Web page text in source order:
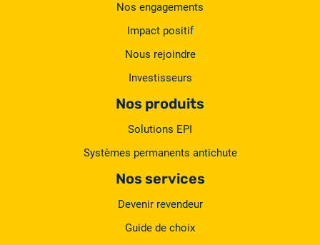
Nos engagements
Impact positif
Nous rejoindre
Investisseurs
Nos produits
Solutions EPI
Systèmes permanents antichute
Nos services
Devenir revendeur
Guide de choix